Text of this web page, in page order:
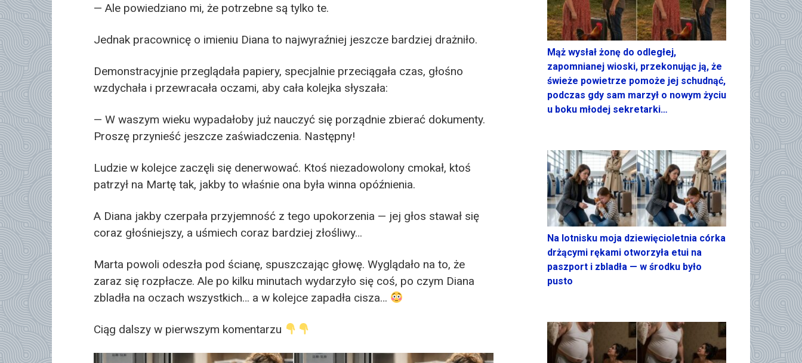
— Ale powiedziano mi, że potrzebne są tylko te.
Jednak pracownicę o imieniu Diana to najwyraźniej jeszcze bardziej drażniło.
Demonstracyjnie przeglądała papiery, specjalnie przeciągała czas, głośno
wzdychała i przewracała oczami, aby cała kolejka słyszała:
— W waszym wieku wypadałoby już nauczyć się porządnie zbierać dokumenty.
Proszę przynieść jeszcze zaświadczenia. Następny!
Ludzie w kolejce zaczęli się denerwować. Ktoś niezadowolony cmokał, ktoś
patrzył na Martę tak, jakby to właśnie ona była winna opóźnienia.
A Diana jakby czerpała przyjemność z tego upokorzenia — jej głos stawał się
coraz głośniejszy, a uśmiech coraz bardziej złośliwy…
Marta powoli odeszła pod ścianę, spuszczając głowę. Wyglądało na to, że
zaraz się rozpłacze. Ale po kilku minutach wydarzyło się coś, po czym Diana
zbladła na oczach wszystkich… a w kolejce zapadła cisza…
Ciąg dalszy w pierwszym komentarzu
Mąż wysłał żonę do odległej,
zapomnianej wioski, przekonując ją, że
świeże powietrze pomoże jej schudnąć,
podczas gdy sam marzył o nowym życiu
u boku młodej sekretarki…
Na lotnisku moja dziewięcioletnia córka
drżącymi rękami otworzyła etui na
paszport i zbladła — w środku było
pusto